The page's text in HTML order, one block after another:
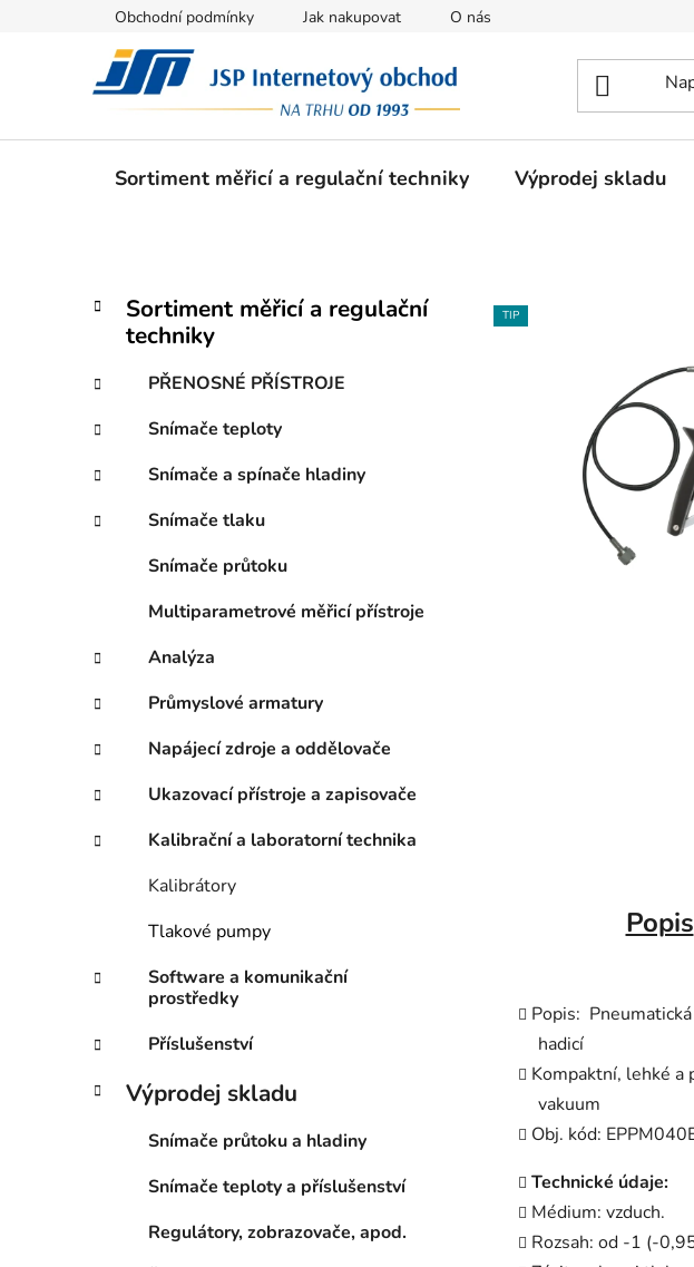
Obchodní podmínky Jak nakupovat O nás
Sortiment měřicí a regulační techniky Výprodej skladu
P
t
a
n
í
e
l
Přeskočit
kategorie
K
a
g
r
i
e
Sortiment měřicí a regulační
techniky
PŘENOSNÉ PŘÍSTROJE
Snímače teploty
Snímače a spínače hladiny
Snímače tlaku
Snímače průtoku
Multiparametrové měřicí přístroje
Analýza
Průmyslové armatury
Napájecí zdroje a oddělovače
Ukazovací přístroje a zapisovače
Kalibrační a laboratorní technika
Kalibrátory
Tlakové pumpy
Software a komunikační
prostředky
Příslušenství
Výprodej skladu
Snímače průtoku a hladiny
Snímače teploty a příslušenství
Regulátory, zobrazovače, apod.
TIP
Popis
Popis:
hadicí
Kompaktní, lehké a
vakuum
Obj. kód:
Technické údaje:
Médium: vzduch.
Rozsah: od -1 (-